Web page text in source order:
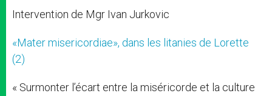
Intervention de Mgr Ivan Jurkovic
«Mater misericordiae», dans les litanies de Lorette
(2)
« Surmonter l’écart entre la miséricorde et la culture